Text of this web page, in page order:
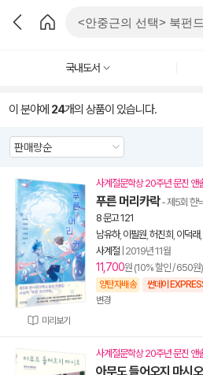
국내도서
이 분야에 24개의 상품이 있습니다.
미리보기
사계절문학상 20주년 문진 앤
푸른 머리카락- 제5회 한
8 문고 121
남유하, 이필원 허진희 이덕래
사계절 2019년 11월
11,700원 (10% 할인 / 650원)
양탄자배송 썬데이
변경
사계절문학상 20주년 문진 앤
아무도 들어오지 마시오